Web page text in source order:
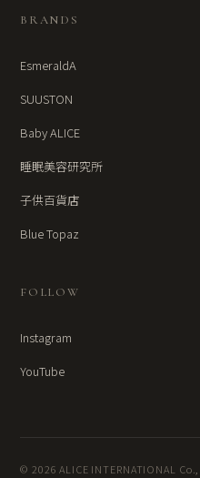
BRANDS
EsmeraldA
SUUSTON
Baby ALICE
睡眠美容研究所
子供百貨店
Blue Topaz
FOLLOW
Instagram
YouTube
© 2026 ALICE INTERNATIONAL